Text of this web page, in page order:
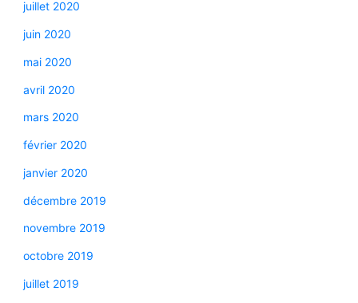
juillet 2020
juin 2020
mai 2020
avril 2020
mars 2020
février 2020
janvier 2020
décembre 2019
novembre 2019
octobre 2019
juillet 2019